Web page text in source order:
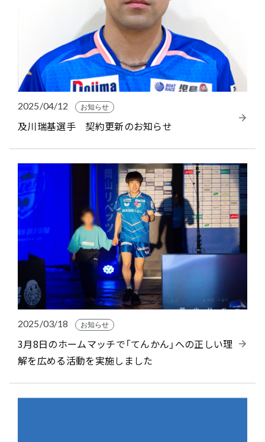
2025/04/12 お知らせ
及川瑞基選手 契約更新のお知らせ
2025/03/18 お知らせ
3月8日のホームマッチで「てんかん」への正しい理
解を広める活動を実施しました